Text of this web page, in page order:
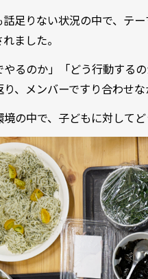
足りない状況の中で、テ
ました。
やるのか」「どう行動する
、メンバーですり合わせな
の中で、子どもに対して